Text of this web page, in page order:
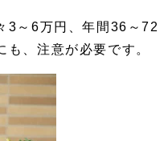
3 ～6万円、年間 36 ～72
、注意が必要です。